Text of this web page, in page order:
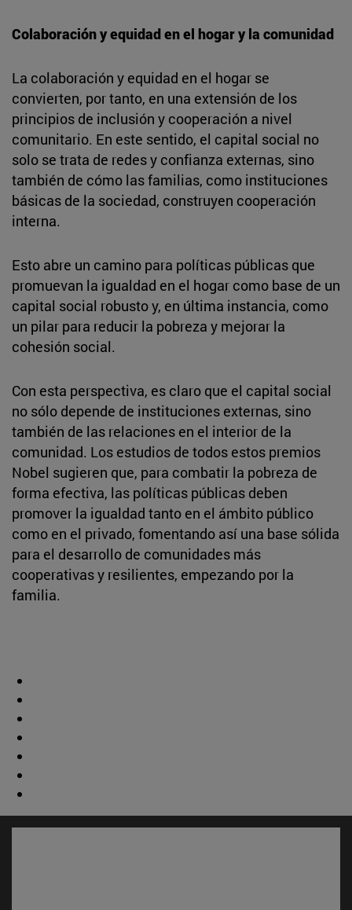
Colaboración y equidad en el hogar y la comunidad
La colaboración y equidad en el hogar se
convierten, por tanto, en una extensión de los
principios de inclusión y cooperación a nivel
comunitario. En este sentido, el capital social no
solo se trata de redes y confianza externas, sino
también de cómo las familias, como instituciones
básicas de la sociedad, construyen cooperación
interna.
Esto abre un camino para políticas públicas que
promuevan la igualdad en el hogar como base de un
capital social robusto y, en última instancia, como
un pilar para reducir la pobreza y mejorar la
cohesión social.
Con esta perspectiva, es claro que el capital social
no sólo depende de instituciones externas, sino
también de las relaciones en el interior de la
comunidad. Los estudios de todos estos premios
Nobel sugieren que, para combatir la pobreza de
forma efectiva, las políticas públicas deben
promover la igualdad tanto en el ámbito público
como en el privado, fomentando así una base sólida
para el desarrollo de comunidades más
cooperativas y resilientes, empezando por la
familia.